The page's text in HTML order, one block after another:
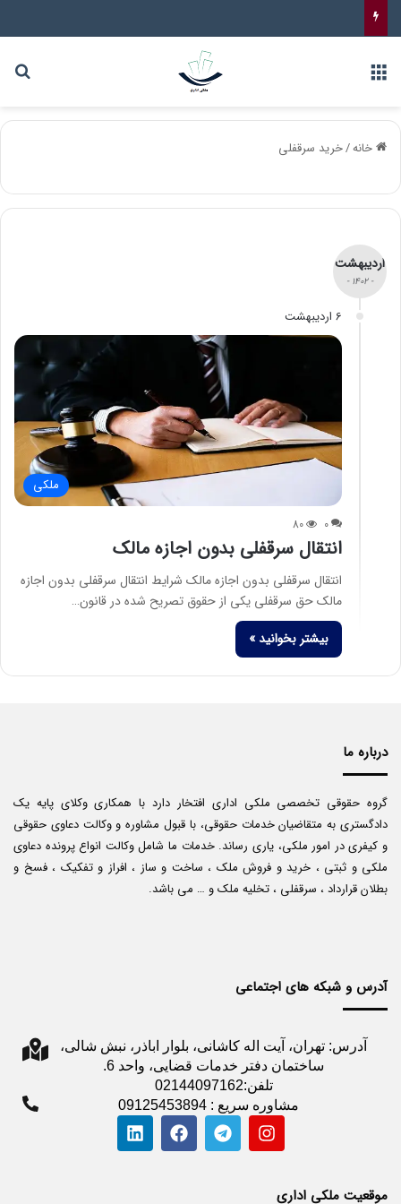
خانه/خرید سرقفلی
اردیبهشت
- 1402 -
6 اردیبهشت
ملکی
0
80
انتقال سرقفلی بدون اجازه مالک
انتقال سرقفلی بدون اجازه مالک شرایط انتقال سرقفلی بدون اجازه
مالک حق سرقفلی یکی از حقوق تصریح شده در قانون…
بیشتر بخوانید »
درباره ما
گروه حقوقی تخصصی ملکی اداری افتخار دارد با همکاری وکلای پایه یک
دادگستری به متقاضیان خدمات حقوقی، با قبول مشاوره و وکالت دعاوی حقوقی
و کیفری در امور ملکی، یاری رساند. خدمات ما شامل وکالت انواع پرونده دعاوی
ملکی و ثبتی ، خرید و فروش ملک ، ساخت و ساز ، افراز و تفکیک ، فسخ و
بطلان قرارداد ، سرقفلی ، تخلیه ملک و … می باشد.
آدرس و شبکه های اجتماعی
آدرس: تهران، آیت اله کاشانی، بلوار اباذر، نبش شالی،
ساختمان دفتر خدمات قضایی، واحد 6.
تلفن:02144097162
مشاوره سریع : 09125453894
موقعیت ملکی اداری